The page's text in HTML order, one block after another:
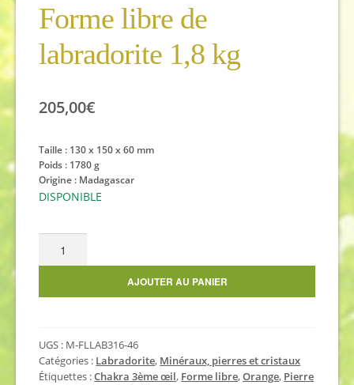
Forme libre de
labradorite 1,8 kg
205,00€
Taille : 130 x 150 x 60 mm
Poids : 1780 g
Origine : Madagascar
DISPONIBLE
libre
1,8
kg
AJOUTER AU PANIER
UGS : M-FLLAB316-46
Catégories : Labradorite, Minéraux, pierres et cristaux
Étiquettes :Chakra 3ème œil, Forme libre,Orange, Pierre